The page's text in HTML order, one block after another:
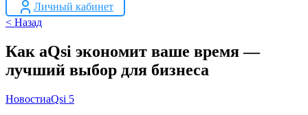
Личный кабинет
< Назад
Как aQsi экономит ваше время —
лучший выбор для бизнеса
НовостиaQsi 5